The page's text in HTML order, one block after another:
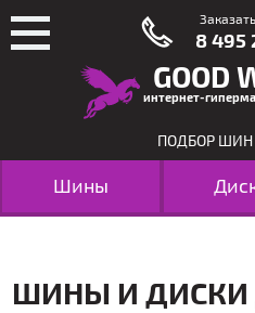
GOOD
интернет-
ПОДБОР ШИН
Шины
ШИНЫ И ДИСКИ
8 495